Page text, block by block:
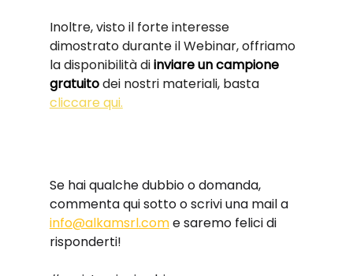
Inoltre, visto il forte interesse
dimostrato durante il Webinar, offriamo
la disponibilità di inviare un campione
gratuito dei nostri materiali, basta
cliccare qui.
Se hai qualche dubbio o domanda,
commenta qui sotto o scrivi una mail a
info@alkamsrl.com e saremo felici di
risponderti!